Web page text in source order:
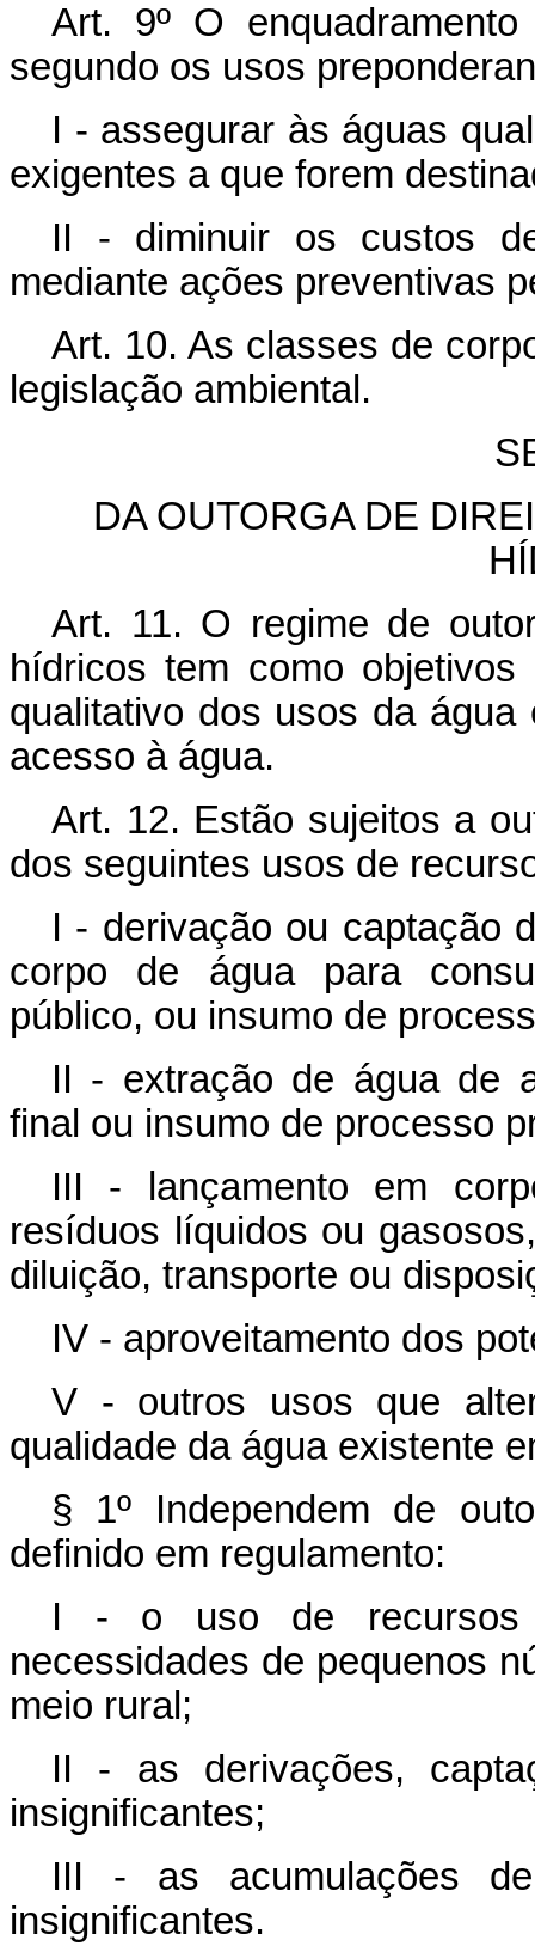
Art. 9º O
segundo os usos
I - assegurar às águas
exigentes a que forem
II - diminuir os custos
mediante ações preventivas
Art. 10. As classes de
legislação ambiental.
DA OUTORGA DE
Art. 11. O regime de
hídricos tem como
qualitativo dos usos da
acesso à água.
Art. 12. Estão sujeitos a
dos seguintes usos de
I - derivação ou captação
corpo de água para
público, ou insumo de
II - extração de água de
final ou insumo de processo
III - lançamento em
resíduos líquidos ou
diluição, transporte ou
IV - aproveitamento dos
V - outros usos que
qualidade da água existente
§ 1º Independem de
definido em regulamento:
I - o uso de recursos
necessidades de pequenos
meio rural;
II - as derivações,
insignificantes;
III - as acumulações
insignificantes.